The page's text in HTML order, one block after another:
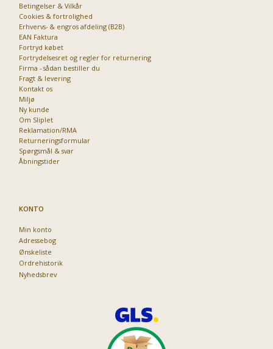
Betingelser & Vilkår
Cookies & fortrolighed
Erhvervs- & engros afdeling (B2B)
EAN Faktura
Fortryd købet
Fortrydelsesret og regler for returnering
Firma - sådan bestiller du
Fragt & levering
Kontakt os
Miljø
Ny kunde
Om Sliplet
Reklamation/RMA
Returneringsformular
Spørgsmål & svar
Åbningstider
KONTO
Min konto
Adressebog
Ønskeliste
Ordrehistorik
Nyhedsbrev